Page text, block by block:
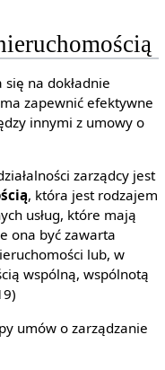
się na dokładnie
zapewnić efektywne
innymi z umowy o
zarządcy jest
, która jest rodzajem
usług, które mają
ona być zawarta
lub, w
wspólną, wspólnotą
umów o zarządzanie